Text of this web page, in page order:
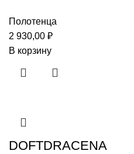
Полотенца
2 930,00 ₽
В корзину
DOFTDRACENA